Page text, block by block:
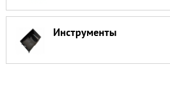
Инструменты